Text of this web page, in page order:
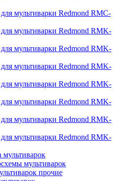
мультиварки Redmond RMC-
для мультиварки Redmond RMK-
для мультиварки Redmond RMK-
для мультиварки Redmond RMK-
для мультиварки Redmond RMK-
для мультиварки Redmond RMK-
для мультиварки Redmond RMK-
для мультиварки Redmond RMK-
мультиварок
мультиварок
прочие